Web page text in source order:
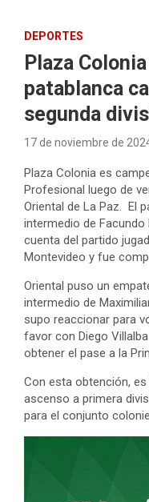
DEPORTES
Plaza
patablanca
segunda
17 de noviembre de
Plaza Colonia es
Profesional luego de
Oriental de La Paz. El
intermedio de Facundo
cuenta del partido
Montevideo y fue
Oriental puso un
intermedio de
supo reaccionar para
favor con Diego
obtener el pase a la
Con esta obtención,
ascenso a primera
para el conjunto